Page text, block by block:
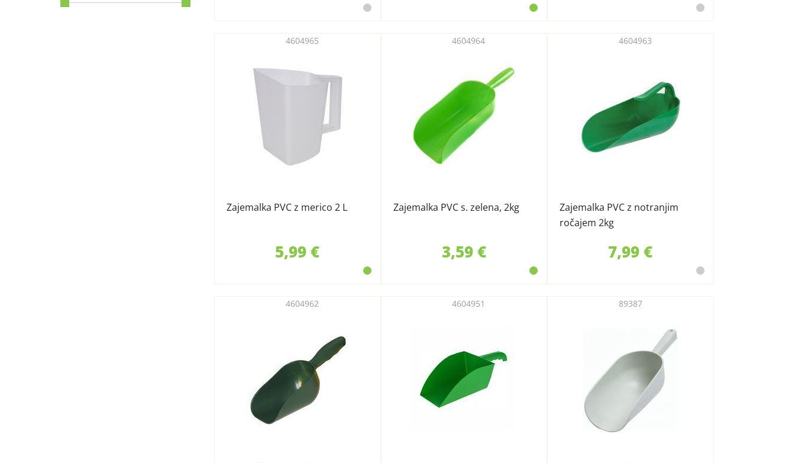
Zajemalka PVC z merico 2 L
4604965
5,99 €
Zajemalka PVC s. zelena, 2kg
4604964
3,59 €
Zajemalka PVC z notranjim
ročajem 2kg
4604963
7,99 €
4604962 4604951 89387